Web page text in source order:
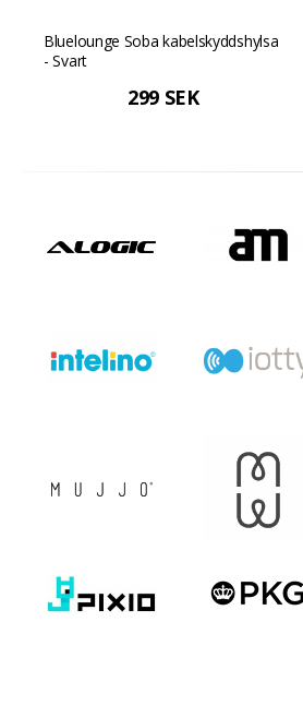
Bluelounge Soba kabelskyddshylsa
- Svart
299 SEK